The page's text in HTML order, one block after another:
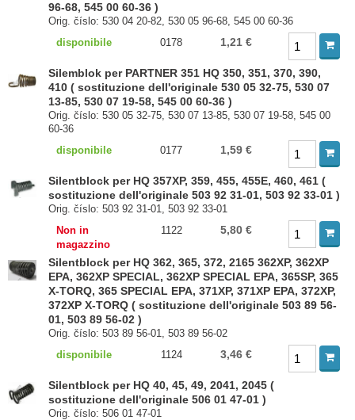
96-68, 545 00 60-36 )
Orig. číslo: 530 04 20-82, 530 05 96-68, 545 00 60-36
disponibile
0178 1,21 €
Silemblok per PARTNER 351 HQ 350, 351, 370, 390,
410 ( sostituzione dell'originale 530 05 32-75, 530 07
13-85, 530 07 19-58, 545 00 60-36 )
Orig. číslo: 530 05 32-75, 530 07 13-85, 530 07 19-58, 545 00
60-36
disponibile
0177 1,59 €
Silentblock per HQ 357XP, 359, 455, 455E, 460, 461 (
sostituzione dell'originale 503 92 31-01, 503 92 33-01 )
Orig. číslo: 503 92 31-01, 503 92 33-01
Non in
magazzino
1122 5,80 €
Silentblock per HQ 362, 365, 372, 2165 362XP, 362XP
EPA, 362XP SPECIAL, 362XP SPECIAL EPA, 365SP, 365
X-TORQ, 365 SPECIAL EPA, 371XP, 371XP EPA, 372XP,
372XP X-TORQ ( sostituzione dell'originale 503 89 56-
01, 503 89 56-02 )
Orig. číslo: 503 89 56-01, 503 89 56-02
disponibile
1124 3,46 €
Silentblock per HQ 40, 45, 49, 2041, 2045 (
sostituzione dell'originale 506 01 47-01 )
Orig. číslo: 506 01 47-01